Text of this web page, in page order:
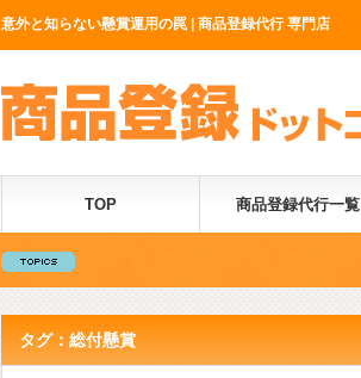
意外と知らない懸賞運用の罠 | 商品登録代行 専門店
TOP 商品登録代行一覧
タグ：総付懸賞